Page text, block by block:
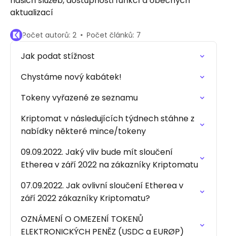
aktualizací
Počet autorů: 2 Počet článků: 7
Jak podat stížnost
Chystáme nový kabátek!
Tokeny vyřazené ze seznamu
Kriptomat v následujících týdnech stáhne z
nabídky některé mince/tokeny
09.09.2022. Jaký vliv bude mít sloučení
Etherea v září 2022 na zákazníky Kriptomatu
07.09.2022. Jak ovlivní sloučení Etherea v
září 2022 zákazníky Kriptomatu?
OZNÁMENÍ O OMEZENÍ TOKENŮ
ELEKTRONICKÝCH PENĚZ (USDC a EURØP)